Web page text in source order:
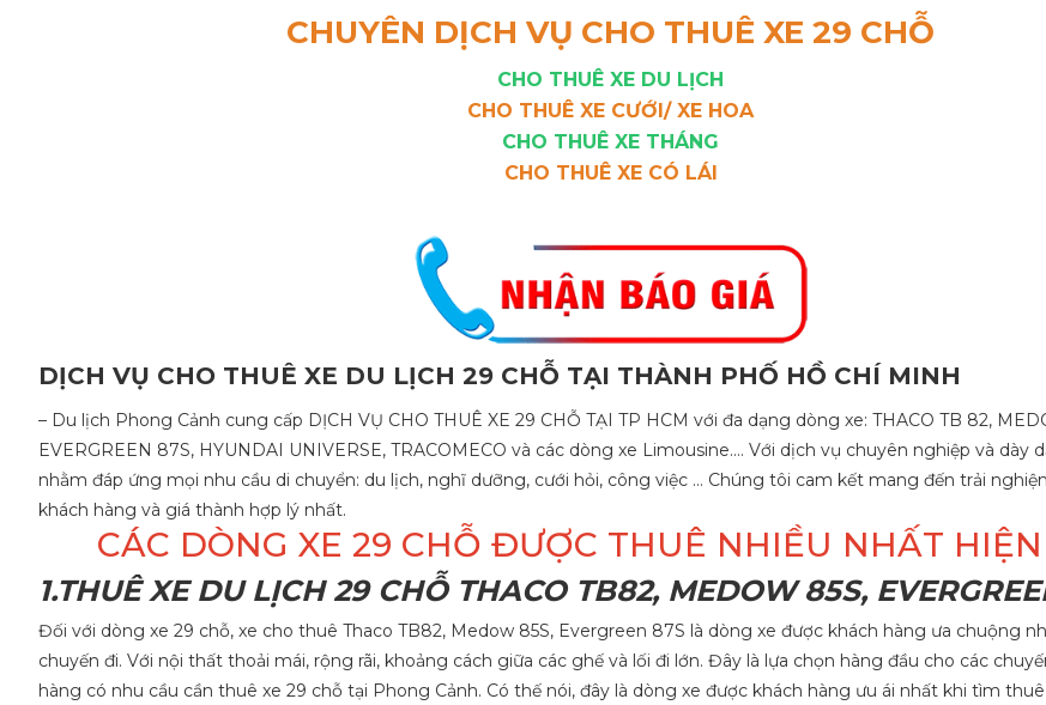
CHUYÊN DỊCH VỤ CHO THUÊ XE 29 CHỖ
CHO THUÊ XE DU LỊCH
CHO THUÊ XE CƯỚI/ XE HOA
CHO THUÊ XE THÁNG
CHO THUÊ XE CÓ LÁI
DỊCH VỤ CHO THUÊ XE DU LỊCH 29 CHỖ TẠI THÀNH PHỐ HỒ CHÍ MINH
– Du lịch Phong Cảnh cung cấp DỊCH VỤ CHO THUÊ XE 29 CHỖ TẠI TP HCM với đa dạng dòng xe: THACO TB 82,
EVERGREEN 87S, HYUNDAI UNIVERSE, TRACOMECO và các dòng xe Limousine…. Với dịch vụ chuyên nghiệp và dày
nhằm đáp ứng mọi nhu cầu di chuyển: du lịch, nghĩ dưỡng, cưới hỏi, công việc … Chúng tôi cam kết mang đến trải
khách hàng và giá thành hợp lý nhất.
CÁC DÒNG XE 29 CHỖ ĐƯỢC THUÊ NHIỀU NHẤT
1.THUÊ XE DU LỊCH 29 CHỖ THACO TB82, MEDOW 85S,
Đối với dòng xe 29 chỗ, xe cho thuê Thaco TB82, Medow 85S, Evergreen 87S là dòng xe được khách hàng ưa chuộng
chuyến đi. Với nội thất thoải mái, rộng rãi, khoảng cách giữa các ghế và lối đi lớn. Đây là lựa chọn hàng đầu cho các
hàng có nhu cầu cần thuê xe 29 chỗ tại Phong Cảnh. Có thế nói, đây là dòng xe được khách hàng ưu ái nhất khi tìm